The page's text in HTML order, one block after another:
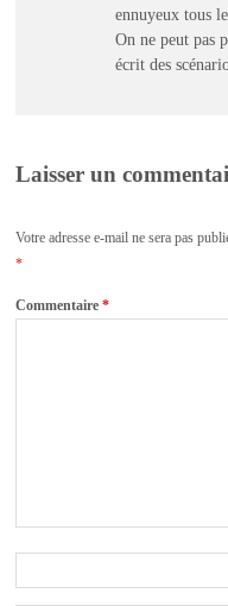
ennuyeux tous
On ne peut pas
écrit des
Laisser un
Votre adresse e-mail ne sera pas
*
Commentaire*